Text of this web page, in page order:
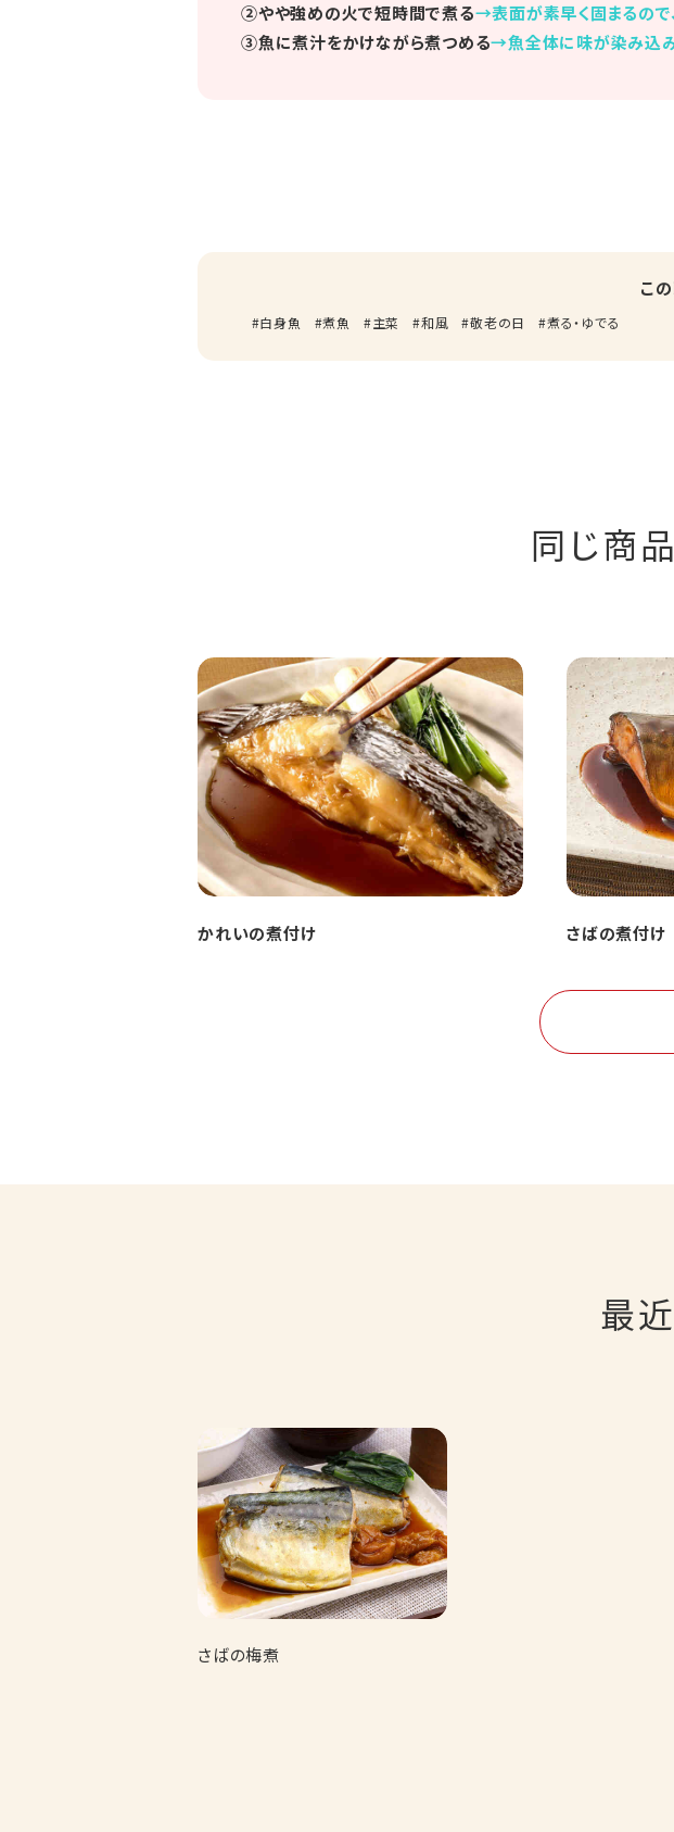
②やや強めの火で短時間で煮る→表面が素早く固まるので
③魚に煮汁をかけながら煮つめる→魚全体に味が染み込み
こ
白身魚 煮魚 主菜 和風 敬老の日 煮る・ゆでる
同じ商
かれいの煮付け さばの煮付け
最
さばの梅煮